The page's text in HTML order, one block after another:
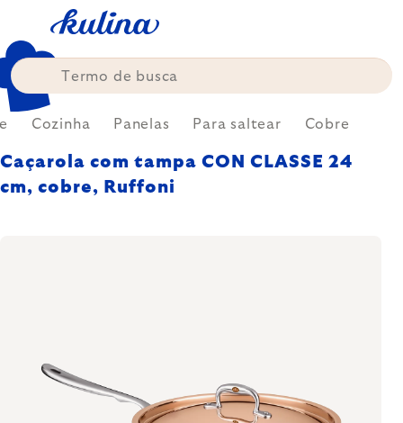
content
Cozinha Panelas Para saltear Cobre
Caçarola com tampa CON CLASSE 24
cm, cobre, Ruffoni